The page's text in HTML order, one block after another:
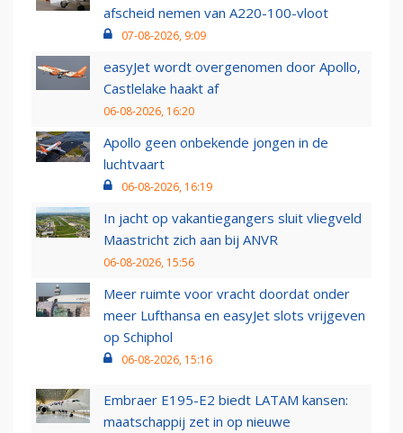
afscheid nemen van A220-100-vloot
07-08-2026, 9:09
easyJet wordt overgenomen door Apollo,
Castlelake haakt af
06-08-2026, 16:20
Apollo geen onbekende jongen in de
luchtvaart
06-08-2026, 16:19
In jacht op vakantiegangers sluit vliegveld
Maastricht zich aan bij ANVR
06-08-2026, 15:56
Meer ruimte voor vracht doordat onder
meer Lufthansa en easyJet slots vrijgeven
op Schiphol
06-08-2026, 15:16
Embraer E195-E2 biedt LATAM kansen:
maatschappij zet in op nieuwe